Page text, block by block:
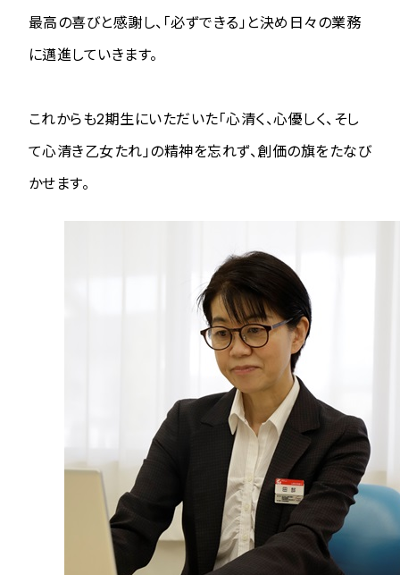
最高の喜びと感謝し、「必ずできる」と決め日々の業務
に邁進していきます。
これからも2期生にいただいた「心清く、心優しく、そし
て心清き乙女たれ」の精神を忘れず、創価の旗をたなび
かせます。